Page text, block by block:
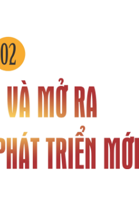
Ô tô - Xe máy